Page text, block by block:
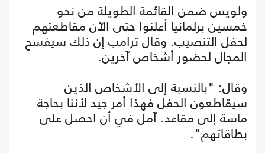
ولويس ضمن القائمة الطويلة من نحو
خمسين برلمانيا أعلنوا حتى الآن مقاطعتهم
لحفل التنصيب. وقال ترامب إن ذلك سيفسح
المجال لحضور أشخاص آخرين.
وقال: "بالنسبة إلى الأشخاص الذين
سيقاطعون الحفل فهذا أمر جيد لأننا بحاجة
ماسة إلى مقاعد. آمل في أن احصل على
بطاقاتهم".